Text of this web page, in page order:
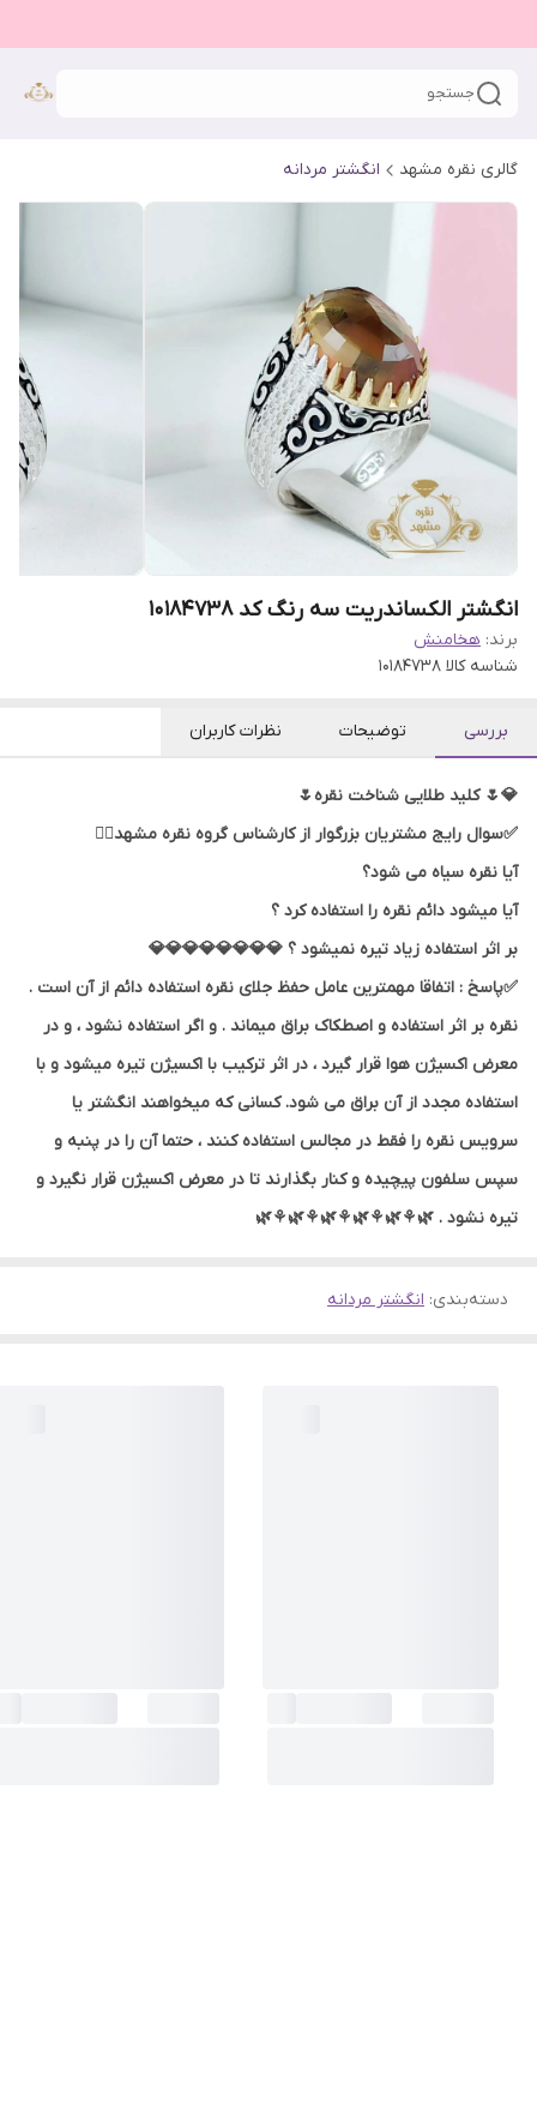
جستجو
گالری نقره مشهد انگشتر مردانه
انگشتر الکساندریت سه رنگ کد 10184738
برند: هخامنش
شناسه کالا 10184738
بررسی توضیحات نظرات کاربران
💎🌷 کلید طلایی شناخت نقره🌷
✅سوال رایج مشتریان بزرگوار از کارشناس گروه نقره مشهد👇🏻
آیا نقره سیاه می شود؟
آیا میشود دائم نقره را استفاده کرد ؟
بر اثر استفاده زیاد تیره نمیشود ؟ 💎💎💎💎💎💎💎💎
✅پاسخ : اتفاقا مهمترین عامل حفظ جلای نقره استفاده دائم از آن است .
نقره بر اثر استفاده و اصطکاک براق میماند . و اگر استفاده نشود ، و در
معرض اکسیژن هوا قرار گیرد ، در اثر ترکیب با اکسیژن تیره میشود و با
استفاده مجدد از آن براق می شود. کسانی که میخواهند انگشتر یا
سرویس نقره را فقط در مجالس استفاده کنند ، حتما آن را در پنبه و
سپس سلفون پیچیده و کنار بگذارند تا در معرض اکسیژن قرار نگیرد و
تیره نشود . 🌿⚘🌿⚘🌿⚘🌿⚘🌿⚘🌿
دسته‌بندی: انگشتر مردانه